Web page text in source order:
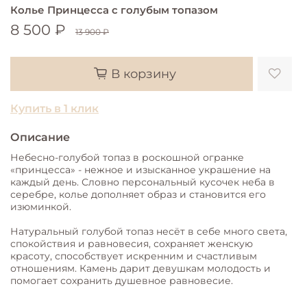
Колье Принцесса с голубым топазом
8 500 ₽ 13 900 ₽
В корзину
Купить в 1 клик
Описание
Небесно-голубой топаз в роскошной огранке
«принцесса» - нежное и изысканное украшение на
каждый день. Словно персональный кусочек неба в
серебре, колье дополняет образ и становится его
изюминкой.
Натуральный голубой топаз несёт в себе много света,
спокойствия и равновесия, сохраняет женскую
красоту, способствует искренним и счастливым
отношениям. Камень дарит девушкам молодость и
помогает сохранить душевное равновесие.